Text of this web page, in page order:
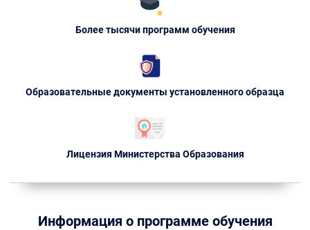
Более тысячи программ обучения
Образовательные документы установленного образца
Лицензия Министерства Образования
Информация о программе обучения